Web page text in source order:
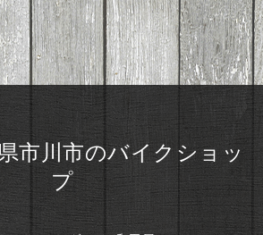
市川市のバイクショッ
プ